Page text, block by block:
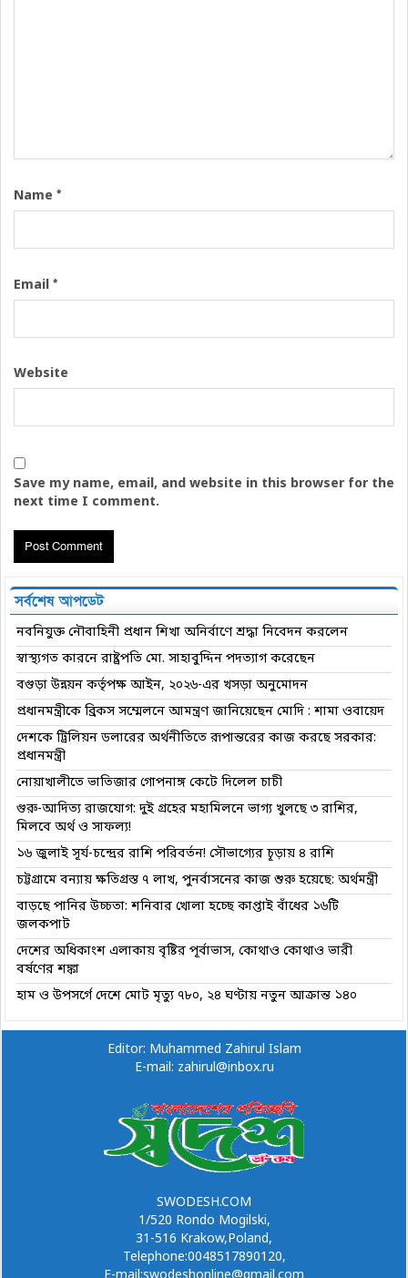
Name *
Email *
Website
Save my name, email, and website in this browser for the
next time I comment.
সর্বশেষ আপডেট
নবনিযুক্ত নৌবাহিনী প্রধান শিখা অনির্বাণে শ্রদ্ধা নিবেদন করলেন
স্বাস্থ্যগত কারনে রাষ্ট্রপতি মো. সাহাবুদ্দিন পদত্যাগ করেছেন
বগুড়া উন্নয়ন কর্তৃপক্ষ আইন, ২০২৬-এর খসড়া অনুমোদন
প্রধানমন্ত্রীকে ব্রিকস সম্মেলনে আমন্ত্রণ জানিয়েছেন মোদি : শামা ওবায়েদ
দেশকে ট্রিলিয়ন ডলারের অর্থনীতিতে রূপান্তরের কাজ করছে সরকার:
প্রধানমন্ত্রী
নোয়াখালীতে ভাতিজার গোপনাঙ্গ কেটে দিলেল চাচী
গুরু-আদিত্য রাজযোগ: দুই গ্রহের মহামিলনে ভাগ্য খুলছে ৩ রাশির,
মিলবে অর্থ ও সাফল্য!
১৬ জুলাই সূর্য-চন্দ্রের রাশি পরিবর্তন! সৌভাগ্যের চূড়ায় ৪ রাশি
চট্টগ্রামে বন্যায় ক্ষতিগ্রস্ত ৭ লাখ, পুনর্বাসনের কাজ শুরু হয়েছে: অর্থমন্ত্রী
বাড়ছে পানির উচ্চতা: শনিবার খোলা হচ্ছে কাপ্তাই বাঁধের ১৬টি
জলকপাট
দেশের অধিকাংশ এলাকায় বৃষ্টির পূর্বাভাস, কোথাও কোথাও ভারী
বর্ষণের শঙ্কা
হাম ও উপসর্গে দেশে মোট মৃত্যু ৭৮০, ২৪ ঘণ্টায় নতুন আক্রান্ত ১৪০
Editor: Muhammed Zahirul Islam
E-mail: zahirul@inbox.ru
SWODESH.COM
1/520 Rondo Mogilski,
31-516 Krakow,Poland,
Telephone:0048517890120,